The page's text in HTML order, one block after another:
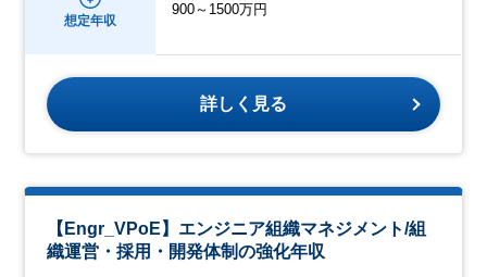
想定年収
900～1500万円
詳しく見る
【Engr_VPoE】エンジニア組織マネジメント/組
織運営・採用・開発体制の強化年収